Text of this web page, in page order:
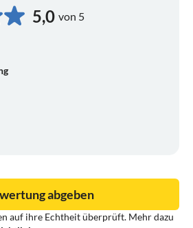
5,0 von 5
auf ihre Echtheit überprüft. Mehr dazu
abgeben